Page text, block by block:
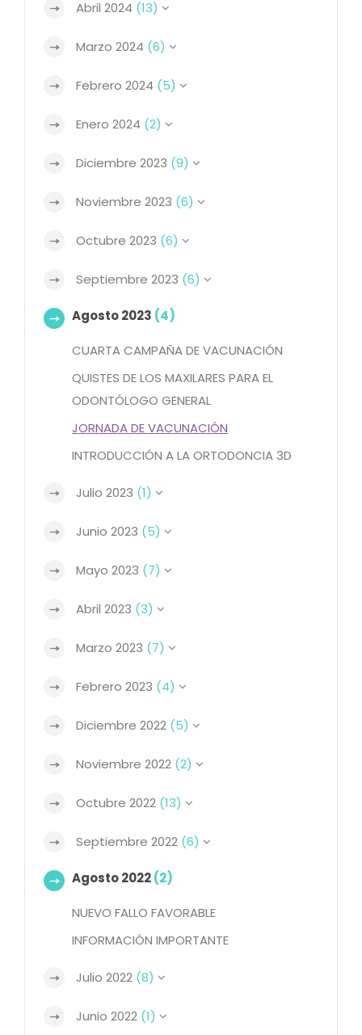
Abril 2024 (13)
Marzo 2024 (6)
Febrero 2024 (5)
Enero 2024 (2)
Diciembre 2023 (9)
Noviembre 2023 (6)
Octubre 2023 (6)
Septiembre 2023 (6)
Agosto 2023 (4)
CUARTA CAMPAÑA DE VACUNACIÓN
QUISTES DE LOS MAXILARES PARA EL
ODONTÓLOGO GENERAL
JORNADA DE VACUNACIÓN
INTRODUCCIÓN A LA ORTODONCIA 3D
Julio 2023 (1)
Junio 2023 (5)
Mayo 2023 (7)
Abril 2023 (3)
Marzo 2023 (7)
Febrero 2023 (4)
Diciembre 2022 (5)
Noviembre 2022 (2)
Octubre 2022 (13)
Septiembre 2022 (6)
Agosto 2022(2)
NUEVO FALLO FAVORABLE
INFORMACIÓN IMPORTANTE
Julio 2022 (8)
Junio 2022 (1)